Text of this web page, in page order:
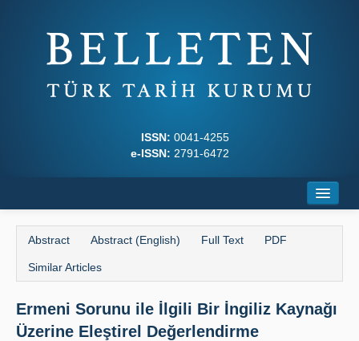
ISSN: 0041-4255
e-ISSN: 2791-6472
Journal Boards
Writing Rules
Abstract Abstract (English) Full Text PDF
Similar Articles
Ermeni Sorunu ile İlgili Bir İngiliz Kaynağı
Üzerine Eleştirel Değerlendirme